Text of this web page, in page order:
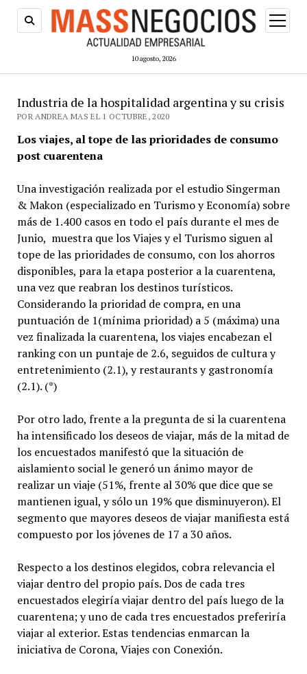
10 agosto, 2026
abrir
menú
Industria de la hospitalidad argentina y su crisis
POR ANDREA MAS EL 1 OCTUBRE, 2020
Los viajes, al tope de las prioridades de consumo
post cuarentena
Una investigación realizada por el estudio Singerman
& Makon (especializado en Turismo y Economía) sobre
más de 1.400 casos en todo el país durante el mes de
Junio, muestra que los Viajes y el Turismo siguen al
tope de las prioridades de consumo, con los ahorros
disponibles, para la etapa posterior a la cuarentena,
una vez que reabran los destinos turísticos.
Considerando la prioridad de compra, en una
puntuación de 1(mínima prioridad) a 5 (máxima) una
vez finalizada la cuarentena, los viajes encabezan el
ranking con un puntaje de 2.6, seguidos de cultura y
entretenimiento (2.1), y restaurants y gastronomía
(2.1). (*)
Por otro lado, frente a la pregunta de si la cuarentena
ha intensificado los deseos de viajar, más de la mitad de
los encuestados manifestó que la situación de
aislamiento social le generó un ánimo mayor de
realizar un viaje (51%, frente al 30% que dice que se
mantienen igual, y sólo un 19% que disminuyeron). El
segmento que mayores deseos de viajar manifiesta está
compuesto por los jóvenes de 17 a 30 años.
Respecto a los destinos elegidos, cobra relevancia el
viajar dentro del propio país. Dos de cada tres
encuestados elegiría viajar dentro del país luego de la
cuarentena; y uno de cada tres encuestados preferiría
viajar al exterior. Estas tendencias enmarcan la
iniciativa de Corona, Viajes con Conexión.